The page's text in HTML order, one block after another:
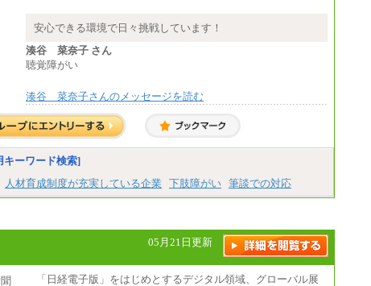
安心できる環境で日々挑戦しています！
湊谷 菜奈子 さん
聴覚障がい
湊谷 菜奈子さんのメッセージを読む
キーワード検索]
人材育成制度が充実している企業 下肢障がい 筆談での対応
05月21日更新
「日経電子版」をはじめとするデジタル領域、グローバル展